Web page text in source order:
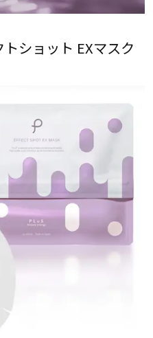
ショット EXマスク